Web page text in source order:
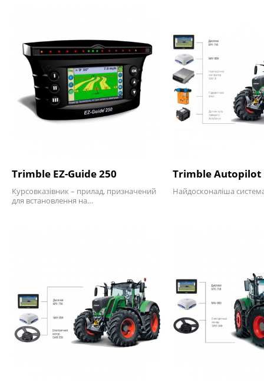
Trimble EZ-Guide 250
Курсовказівник – прилад, призначений
для встановлення на…
Trimble Autopilot
Найдосконаліша